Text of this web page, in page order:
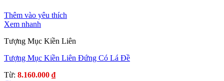
Thêm vào yêu thích
Xem nhanh
Tượng Mục Kiền Liên
Tượng Mục Kiền Liên Đứng Có Lá Đề
Từ: 8.160.000 ₫